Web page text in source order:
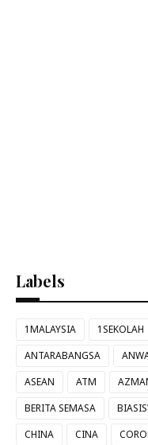
Labels
1MALAYSIA 1SEKOLAH
ANTARABANGSA
ASEAN
ATM
BERITA SEMASA
CHINA
CINA